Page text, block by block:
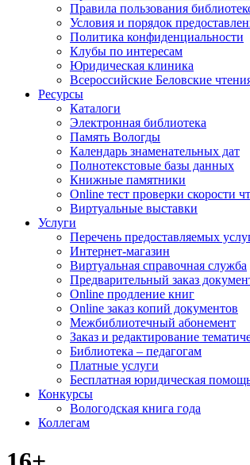
Правила пользования
Условия и порядок
Политика конфиденциальности
Клубы по интересам
Юридическая клиника
Всероссийские Беловские
Ресурсы
Каталоги
Электронная библиотека
Память Вологды
Календарь знаменательных дат
Полнотекстовые базы данных
Книжные памятники
Online тест проверки скорости
Виртуальные выставки
Услуги
Перечень предоставляемых
Интернет-магазин
Виртуальная справочная служба
Предварительный заказ
Online продление книг
Online заказ копий документов
Межбиблиотечный абонемент
Заказ и редактирование
Библиотека – педагогам
Платные услуги
Бесплатная юридическая
Конкурсы
Вологодская книга года
Коллегам